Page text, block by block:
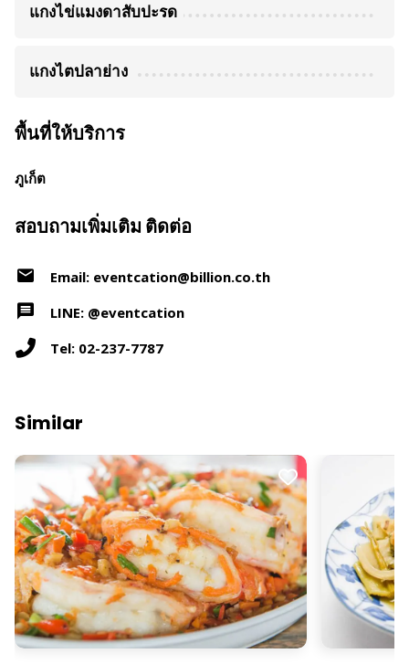
แกงไข่แมงดาสับปะรด
แกงไตปลาย่าง
พื้นที่ให้บริการ
ภูเก็ต
สอบถามเพิ่มเติม ติดต่อ
Email: eventcation@billion.co.th
LINE: @eventcation
Tel: 02-237-7787
Similar